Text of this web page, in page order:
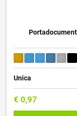
Unica
€ 0,97